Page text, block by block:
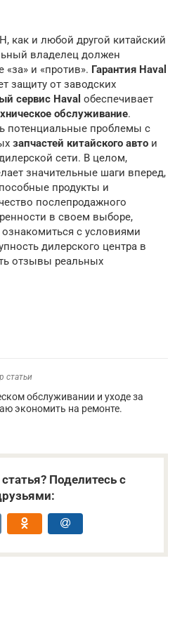
как и любой другой китайский
владелец должен
«за» и «против». Гарантия Haval
защиту от заводских
сервис Haval обеспечивает
обслуживание.
потенциальные проблемы с
запчастей китайского авто и
сети. В целом,
значительные шаги вперед,
продукты и
послепродажного
в своем выборе,
ознакомиться с условиями
дилерского центра в
отзывы реальных
статьи
обслуживании и уходе за
экономить на ремонте.
Поделитесь с